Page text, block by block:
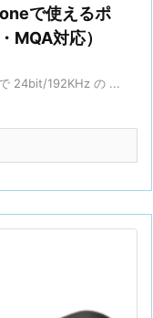
で使えるポ
MQA対応）
24bit/192KHz の ...